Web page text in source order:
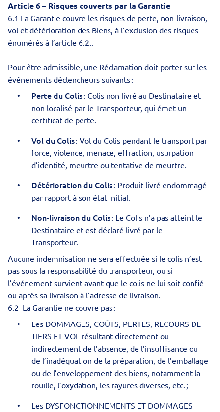
Article 6 – Risques couverts par la Garantie
6.1 La Garantie couvre les risques de perte, non-livraison,
vol et détérioration des Biens, à l’exclusion des risques
énumérés à l’article 6.2..
Pour être admissible, une Réclamation doit porter sur les
événements déclencheurs suivants :
Perte du Colis: Colis non livré au Destinataire et
non localisé par le Transporteur, qui émet un
certificat de perte.
Vol du Colis: Vol du Colis pendant le transport par
force, violence, menace, effraction, usurpation
d’identité, meurtre ou tentative de meurtre.
Détérioration du Colis: Produit livré endommagé
par rapport à son état initial.
Non-livraison du Colis: Le Colis n’a pas atteint le
Destinataire et est déclaré livré par le
Transporteur.
Aucune indemnisation ne sera effectuée si le colis n’est
pas sous la responsabilité du transporteur, ou si
l’événement survient avant que le colis ne lui soit confié
ou après sa livraison à l’adresse de livraison.
6.2 La Garantie ne couvre pas :
Les DOMMAGES, COÛTS, PERTES, RECOURS DE
TIERS ET VOL résultant directement ou
indirectement de l’absence, de l’insuffisance ou
de l’inadéquation de la préparation, de l’emballage
ou de l’enveloppement des biens, notamment la
rouille, l’oxydation, les rayures diverses, etc. ;
Les DYSFONCTIONNEMENTS ET DOMMAGES